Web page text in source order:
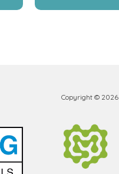
Copyright © 2026